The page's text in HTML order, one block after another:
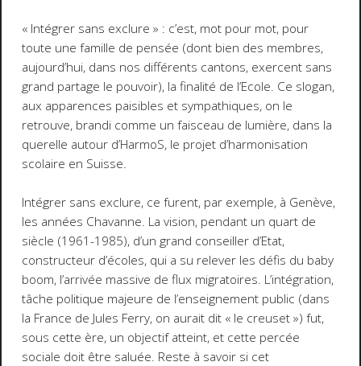
« Intégrer sans exclure » : c’est, mot pour mot, pour
toute une famille de pensée (dont bien des membres,
aujourd’hui, dans nos différents cantons, exercent sans
grand partage le pouvoir), la finalité de l’Ecole. Ce slogan,
aux apparences paisibles et sympathiques, on le
retrouve, brandi comme un faisceau de lumière, dans la
querelle autour d’HarmoS, le projet d’harmonisation
scolaire en Suisse.
Intégrer sans exclure, ce furent, par exemple, à Genève,
les années Chavanne. La vision, pendant un quart de
siècle (1961-1985), d’un grand conseiller d’Etat,
constructeur d’écoles, qui a su relever les défis du baby
boom, l’arrivée massive de flux migratoires. L’intégration,
tâche politique majeure de l’enseignement public (dans
la France de Jules Ferry, on aurait dit « le creuset ») fut,
sous cette ère, un objectif atteint, et cette percée
sociale doit être saluée. Reste à savoir si cet